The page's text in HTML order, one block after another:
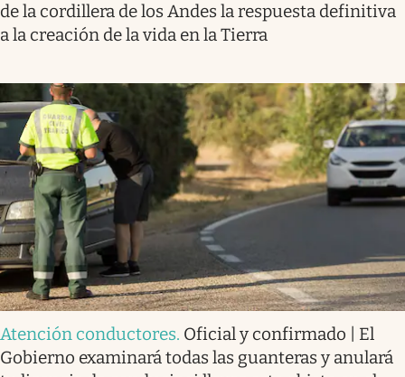
de la cordillera de los Andes la respuesta definitiva
a la creación de la vida en la Tierra
Atención conductores. Oficial y confirmado | El
Gobierno examinará todas las guanteras y anulará